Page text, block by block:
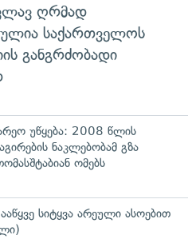
ღრმად
საქართველოს
განგრძობადი
უწყება: 2008 წლის
ნაკლებობამ გზა
ომებს
სიტყვა არეული ასოებით